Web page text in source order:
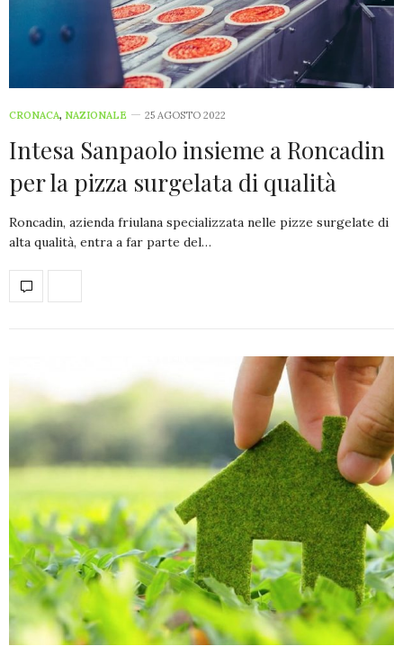
CRONACA, NAZIONALE 25 AGOSTO 2022
Intesa Sanpaolo insieme a Roncadin
per la pizza surgelata di qualità
Roncadin, azienda friulana specializzata nelle pizze surgelate di
alta qualità, entra a far parte del…